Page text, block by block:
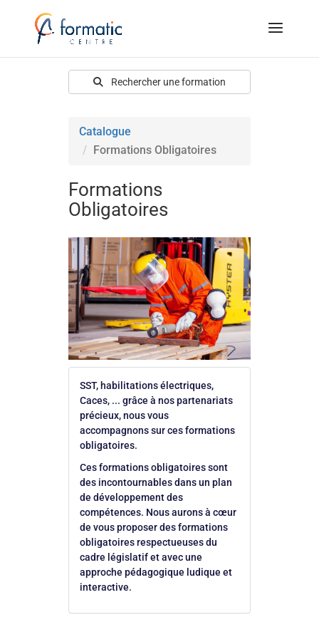
Rechercher une formation
Catalogue
Formations Obligatoires
Formations
Obligatoires
SST, habilitations électriques,
Caces, ... grâce à nos partenariats
précieux, nous vous
accompagnons sur ces formations
obligatoires.
Ces formations obligatoires sont
des incontournables dans un plan
de développement des
compétences. Nous aurons à cœur
de vous proposer des formations
obligatoires respectueuses du
cadre législatif et avec une
approche pédagogique ludique et
interactive.